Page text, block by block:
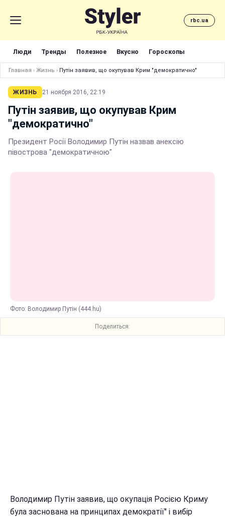
rbc.ua
Люди Тренды Полезное Вкусно Гороскопы
Главная › Жизнь › Путін заявив, що окупував Крим "демократично"
ЖИЗНЬ 21 ноября 2016, 22:19
Путін заявив, що окупував Крим
"демократично"
Президент Росії Володимир Путін назвав анексію
півострова "демократичною"
Фото: Володимир Путін (444.hu)
Поделиться:
Володимир Путін заявив, що окупація Росією Криму
була заснована на принципах демократії" і вибір